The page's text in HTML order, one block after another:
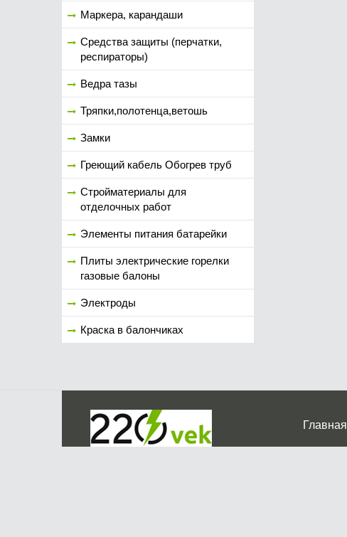
Маркера, карандаши
Средства защиты (перчатки,
респираторы)
Ведра тазы
Тряпки,полотенца,ветошь
Замки
Греющий кабель Обогрев труб
Стройматериалы для
отделочных работ
Элементы питания батарейки
Плиты электрические горелки
газовые балоны
Электроды
Краска в балончиках
Главная